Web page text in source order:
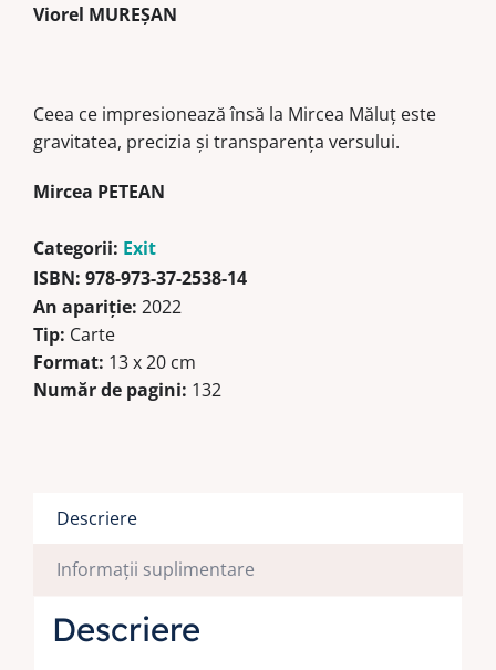
Viorel MUREȘAN
Ceea ce impresionează însă la Mircea Măluţ este
gravitatea, precizia şi transparenţa versului.
Mircea PETEAN
Categorii: Exit
ISBN: 978-973-37-2538-14
An apariţie: 2022
Tip: Carte
Format: 13 x 20 cm
Număr de pagini: 132
Descriere
Informații suplimentare
Descriere